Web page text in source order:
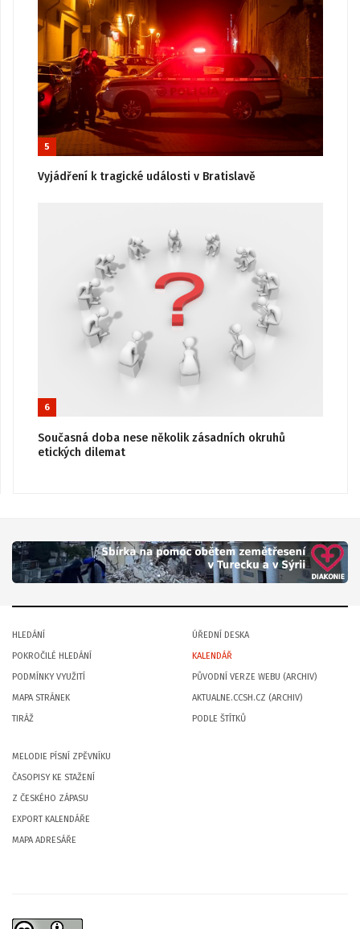
5
Vyjádření k tragické události v Bratislavě
6
Současná doba nese několik zásadních okruhů
etických dilemat
HLEDÁNÍ
POKROČILÉ HLEDÁNÍ
PODMÍNKY VYUŽITÍ
MAPA STRÁNEK
TIRÁŽ
ÚŘEDNÍ DESKA
KALENDÁŘ
PŮVODNÍ VERZE WEBU (ARCHIV)
AKTUALNE.CCSH.CZ (ARCHIV)
PODLE ŠTÍTKŮ
MELODIE PÍSNÍ ZPĚVNÍKU
ČASOPISY KE STAŽENÍ
Z ČESKÉHO ZÁPASU
EXPORT KALENDÁŘE
MAPA ADRESÁŘE